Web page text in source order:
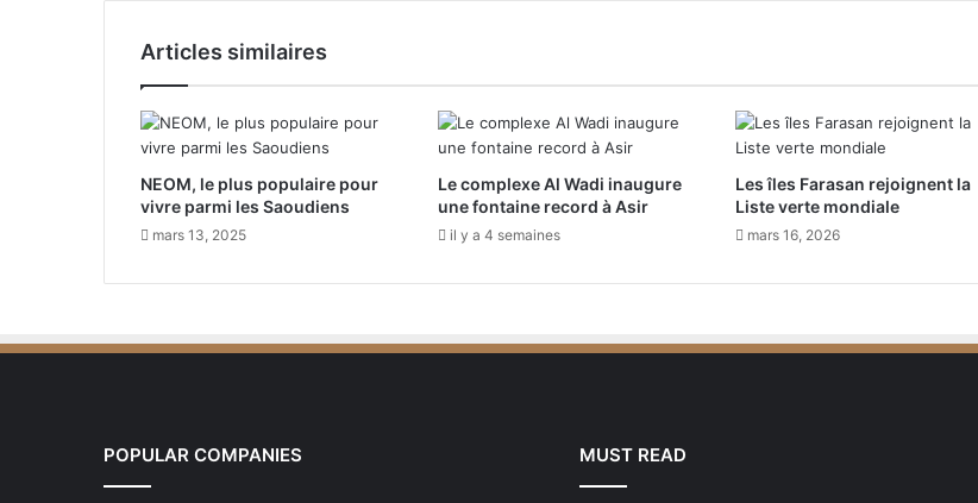
e
l
'
A
l
u
m
i
i
:
m
e
:
n
e
S
e
i
d
e
f
Articles similaires
NEOM, le plus populaire pour
vivre parmi les Saoudiens
mars 13, 2025
Le complexe Al Wadi inaugure
une fontaine record à Asir
il y a 4 semaines
Les îles Farasan rejoignent la
Liste verte mondiale
mars 16, 2026
POPULAR COMPANIES MUST READ